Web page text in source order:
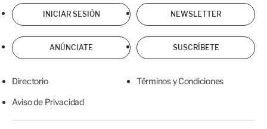
INICIAR SESIÓN NEWSLETTER
ANÚNCIATE SUSCRÍBETE
Directorio Términos y Condiciones
Aviso de Privacidad